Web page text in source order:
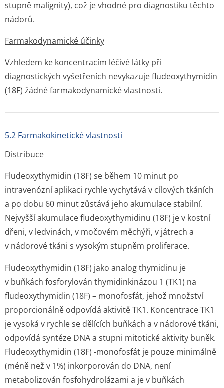
stupně malignity), což je vhodné pro diagnostiku těchto
nádorů.
Farmakodynamické účinky
Vzhledem ke koncentracím léčivé látky při
diagnostických vyšetřeních nevykazuje fludeoxythymidin
(18F) žádné farmakodynamické vlastnosti.
5.2 Farmakokinetické vlastnosti
Distribuce
Fludeoxythymidin (18F) se během 10 minut po
intravenózní aplikaci rychle vychytává v cílových tkáních
a po dobu 60 minut zůstává jeho akumulace stabilní.
Nejvyšší akumulace fludeoxythymidinu (18F) je v kostní
dřeni, v ledvinách, v močovém měchýři, v játrech a
v nádorové tkáni s vysokým stupněm proliferace.
Fludeoxythymidin (18F) jako analog thymidinu je
v buňkách fosforylován thymidinkinázou 1 (TK1) na
fludeoxythymidin (18F) – monofosfát, jehož množství
proporcionálně odpovídá aktivitě TK1. Koncentrace TK1
je vysoká v rychle se dělících buňkách a v nádorové tkáni,
odpovídá syntéze DNA a stupni mitotické aktivity buněk.
Fludeoxythymidin (18F) -monofosfát je pouze minimálně
(méně než v 1%) inkorporován do DNA, není
metabolizován fosfohydrolázami a je v buňkách